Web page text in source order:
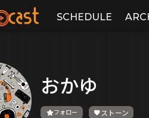
SCHEDULE
おかゆ
フォロー ストーン